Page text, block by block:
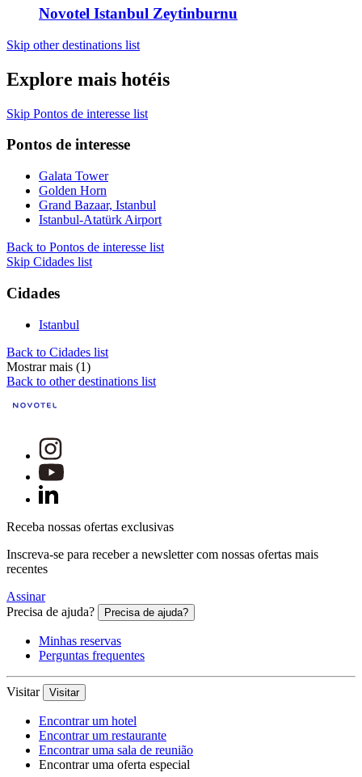
Novotel Istanbul Zeytinburnu
Skip other destinations list
Explore mais hotéis
Skip Pontos de interesse list
Pontos de interesse
Galata Tower
Golden Horn
Grand Bazaar, Istanbul
Istanbul-Atatürk Airport
Back to Pontos de interesse list
Skip Cidades list
Cidades
Istanbul
Back to Cidades list
Mostrar mais (1)
Back to other destinations list
Receba nossas ofertas exclusivas
Inscreva-se para receber a newsletter com nossas ofertas mais
recentes
Assinar
Precisa de ajuda?
Precisa de ajuda?
Minhas reservas
Perguntas frequentes
Visitar Visitar
Encontrar um hotel
Encontrar um restaurante
Encontrar uma sala de reunião
Encontrar uma oferta especial